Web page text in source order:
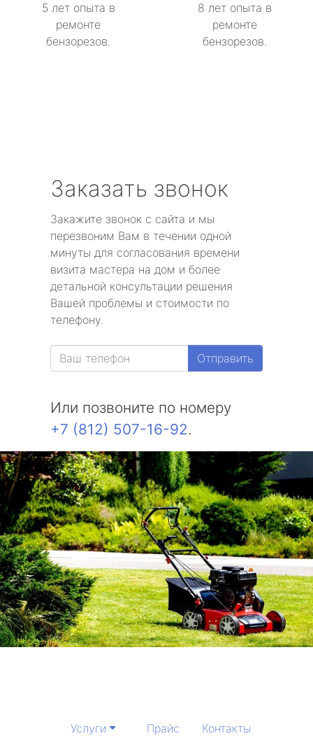
5 лет опыта в
ремонте
бензорезов.
8 лет опыта в
ремонте
бензорезов.
Заказать звонок
Закажите звонок с сайта и мы
перезвоним Вам в течении одной
минуты для согласования времени
визита мастера на дом и более
детальной консультации решения
Вашей проблемы и стоимости по
телефону.
Отправить
Или позвоните по номеру
+7 (812) 507-16-92.
Услуги Прайс Контакты